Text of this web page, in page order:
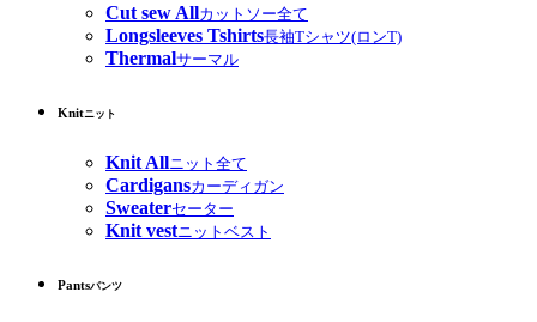
Cut sew Allカットソー全て
Longsleeves Tshirts長袖Tシャツ(ロンT)
Thermalサーマル
Knitニット
Knit Allニット全て
Cardigansカーディガン
Sweaterセーター
Knit vestニットベスト
Pantsパンツ